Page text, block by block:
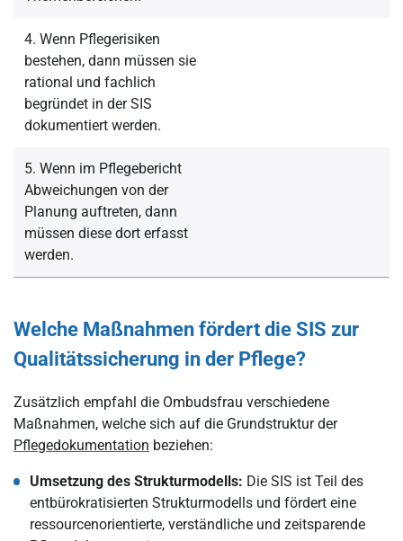
4. Wenn Pflegerisiken
bestehen, dann müssen sie
rational und fachlich
begründet in der SIS
dokumentiert werden.
5. Wenn im Pflegebericht
Abweichungen von der
Planung auftreten, dann
müssen diese dort erfasst
werden.
Welche Maßnahmen fördert die SIS zur
Qualitätssicherung in der Pflege?
Zusätzlich empfahl die Ombudsfrau verschiedene
Maßnahmen, welche sich auf die Grundstruktur der
Pflegedokumentation beziehen:
Umsetzung des Strukturmodells: Die SIS ist Teil des
entbürokratisierten Strukturmodells und fördert eine
ressourcenorientierte, verständliche und zeitsparende